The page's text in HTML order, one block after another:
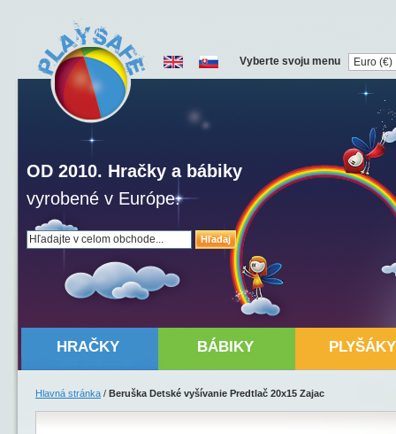
Hľadaj
OD 2010. Hračky a bábiky
vyrobené v Európe.
Vyberte svoju menu
HRAČKY BÁBIKY PLYŠÁKY
Hlavná stránka / Beruška Detské vyšívanie Predtlač 20x15 Zajac